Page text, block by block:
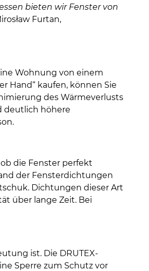
bieten wir Fenster von
Furtan,
Wohnung von einem
Hand“ kaufen, können Sie
des Wärmeverlusts
deutlich höhere
die Fenster perfekt
der Fensterdichtungen
Dichtungen dieser Art
über lange Zeit. Bei
ist. Die DRUTEX-
Sperre zum Schutz vor